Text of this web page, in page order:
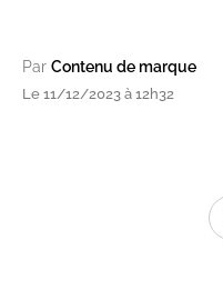
Par Contenu de marque
Le 11/12/2023 à 12h32